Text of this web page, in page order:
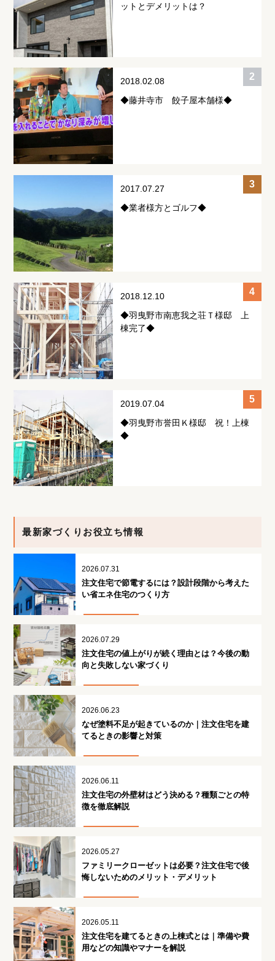
ットとデメリットは？
2018.02.08
◆藤井寺市 餃子屋本舗様◆
2017.07.27
◆業者様方とゴルフ◆
2018.12.10
◆羽曳野市南恵我之荘Ｔ様邸 上
棟完了◆
2019.07.04
◆羽曳野市誉田Ｋ様邸 祝！上棟
◆
最新家づくりお役立ち情報
2026.07.31
注文住宅で節電するには？設計段階から考えた
い省エネ住宅のつくり方
2026.07.29
注文住宅の値上がりが続く理由とは？今後の動
向と失敗しない家づくり
2026.06.23
なぜ塗料不足が起きているのか｜注文住宅を建
てるときの影響と対策
2026.06.11
注文住宅の外壁材はどう決める？種類ごとの特
徴を徹底解説
2026.05.27
ファミリークローゼットは必要？注文住宅で後
悔しないためのメリット・デメリット
2026.05.11
注文住宅を建てるときの上棟式とは｜準備や費
用などの知識やマナーを解説